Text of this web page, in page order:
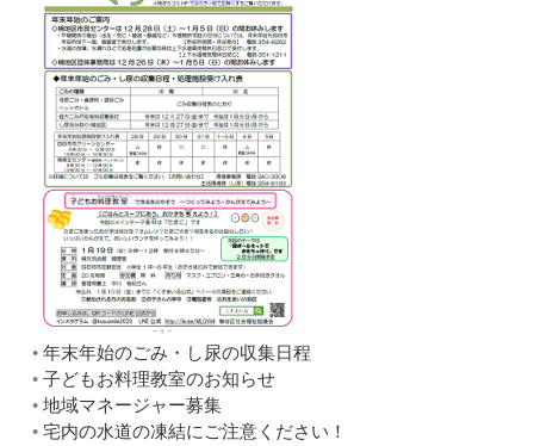
年末年始のごみ・し尿の収集日程
子どもお料理教室のお知らせ
地域マネージャー募集
宅内の水道の凍結にご注意ください！